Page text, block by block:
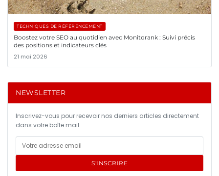
TECHNIQUES DE RÉFÉRENCEMENT
Boostez votre SEO au quotidien avec Monitorank : Suivi précis
des positions et indicateurs clés
21 mai 2026
NEWSLETTER
Inscrivez-vous pour recevoir nos derniers articles directement
dans votre boîte mail.
S'INSCRIRE